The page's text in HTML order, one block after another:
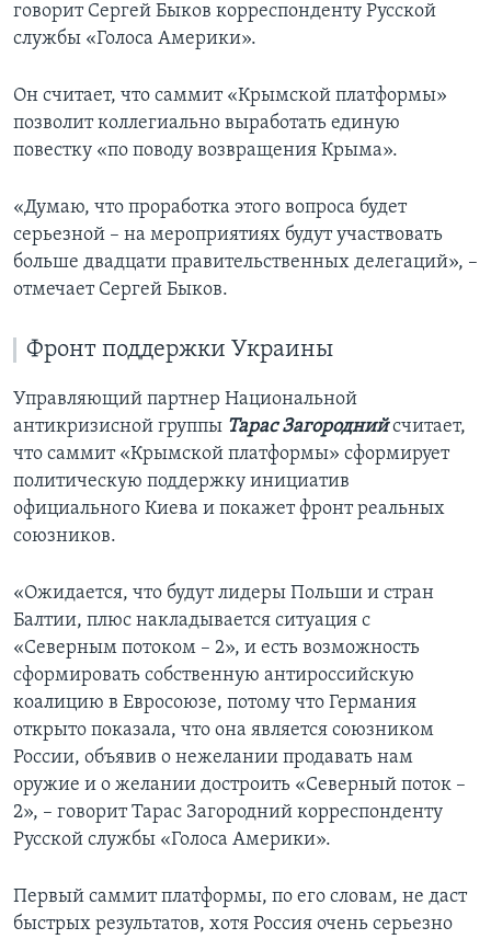
говорит Сергей Быков корреспонденту Русской
службы «Голоса Америки».
Он считает, что саммит «Крымской платформы»
позволит коллегиально выработать единую
повестку «по поводу возвращения Крыма».
«Думаю, что проработка этого вопроса будет
серьезной – на мероприятиях будут участвовать
больше двадцати правительственных делегаций», –
отмечает Сергей Быков.
Фронт поддержки Украины
Управляющий партнер Национальной
антикризисной группы Тарас Загороднийсчитает,
что саммит «Крымской платформы» сформирует
политическую поддержку инициатив
официального Киева и покажет фронт реальных
союзников.
«Ожидается, что будут лидеры Польши и стран
Балтии, плюс накладывается ситуация с
«Северным потоком – 2», и есть возможность
сформировать собственную антироссийскую
коалицию в Евросоюзе, потому что Германия
открыто показала, что она является союзником
России, объявив о нежелании продавать нам
оружие и о желании достроить «Северный поток –
2», – говорит Тарас Загородний корреспонденту
Русской службы «Голоса Америки».
Первый саммит платформы, по его словам, не даст
быстрых результатов, хотя Россия очень серьезно